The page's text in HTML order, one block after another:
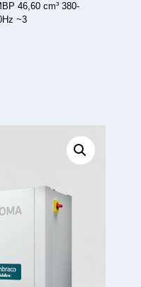
46,60 cm³ 380-
~3